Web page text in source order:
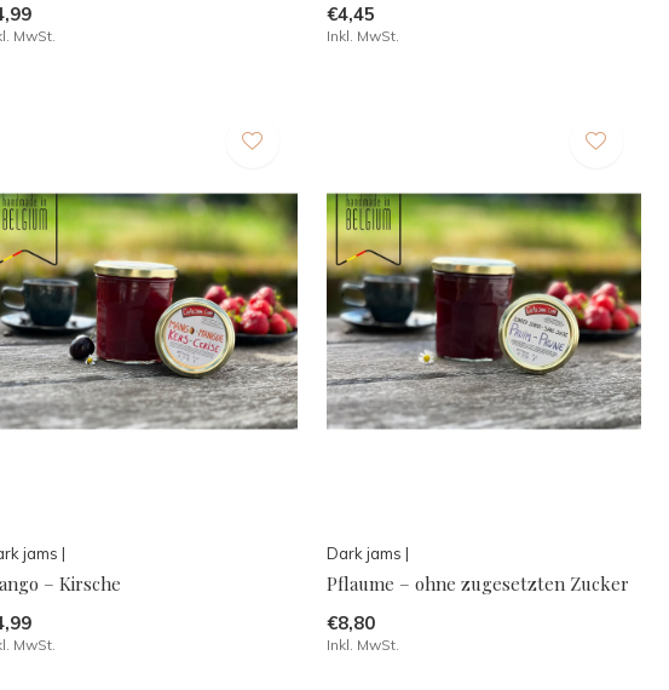
MwSt.
€4,45
Inkl. MwSt.
jams |
– Kirsche
MwSt.
Dark jams |
Pflaume – ohne zugesetzten Zucker
€8,80
Inkl. MwSt.